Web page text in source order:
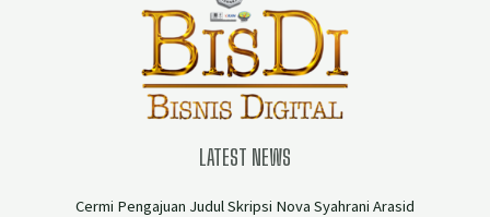
LATEST NEWS
Cermi Pengajuan Judul Skripsi Nova Syahrani Arasid